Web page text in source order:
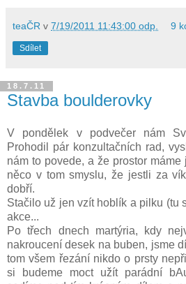
teaČR v 7/19/2011 11:43:00 odp. 9
Sdílet
18.7.11
Stavba boulderovky
V pondělek v podvečer nám
Prohodil pár konzultačních rad,
nám to povede, a že prostor máme
něco v tom smyslu, že jestli za
dobří.
Stačilo už jen vzít hoblík a pilku (tu
akce...
Po třech dnech martýria, kdy
nakroucení desek na buben, jsme
tom všem řezání nikdo o prsty
si budeme moct užít parádní